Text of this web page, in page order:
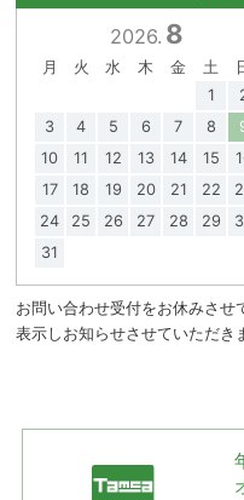
2026. 8
月 火 水 木 金 土
1
3
4 5 6 7 8
10
11 12 13 14 15
17
18 19 20 21 22
24
25 26 27 28 29
31
お問い合わせ受付をお休みさせ
表示しお知らせさせていただき